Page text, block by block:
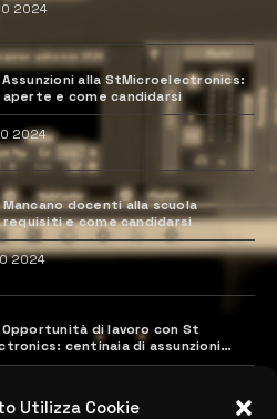
Utilizza Cookie
2024
Assunzioni alla StMicroelectronics:
aperte e come candidarsi
2024
Mancano docenti alla scuola
requisiti e come candidarsi
2024
Opportunità di lavoro con St
centinaia di assunzioni